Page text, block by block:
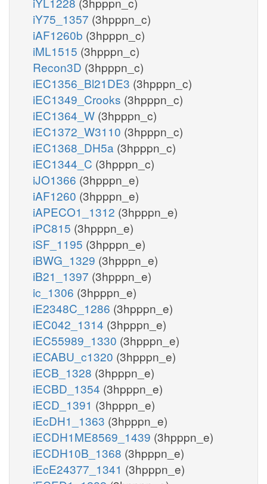
iY75_1357 (3hpppn_c)
iAF1260b (3hpppn_c)
iML1515 (3hpppn_c)
Recon3D (3hpppn_c)
iEC1356_Bl21DE3 (3hpppn_c)
iEC1349_Crooks (3hpppn_c)
iEC1364_W (3hpppn_c)
iEC1372_W3110 (3hpppn_c)
iEC1368_DH5a (3hpppn_c)
iEC1344_C (3hpppn_c)
iJO1366 (3hpppn_e)
iAF1260 (3hpppn_e)
iAPECO1_1312 (3hpppn_e)
iPC815 (3hpppn_e)
iSF_1195 (3hpppn_e)
iBWG_1329 (3hpppn_e)
iB21_1397 (3hpppn_e)
ic_1306 (3hpppn_e)
iE2348C_1286 (3hpppn_e)
iEC042_1314 (3hpppn_e)
iEC55989_1330 (3hpppn_e)
iECABU_c1320 (3hpppn_e)
iECB_1328 (3hpppn_e)
iECBD_1354 (3hpppn_e)
iECD_1391 (3hpppn_e)
iEcDH1_1363 (3hpppn_e)
iECDH1ME8569_1439 (3hpppn_e)
iECDH10B_1368 (3hpppn_e)
iEcE24377_1341 (3hpppn_e)